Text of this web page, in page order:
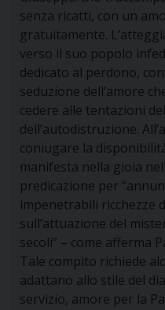
senza ricatti, con un
gratuitamente.
verso il suo popolo
dedicato al perdono,
seduzione dell’amore
cedere alle tentazioni
dell’autodistruzione.
coniugare la
manifesta nella gioia
predicazione per
impenetrabili ricchezze
sull’attuazione del
secoli” – come afferma
Tale compito richiede
adattano allo stile del
servizio, amore per la